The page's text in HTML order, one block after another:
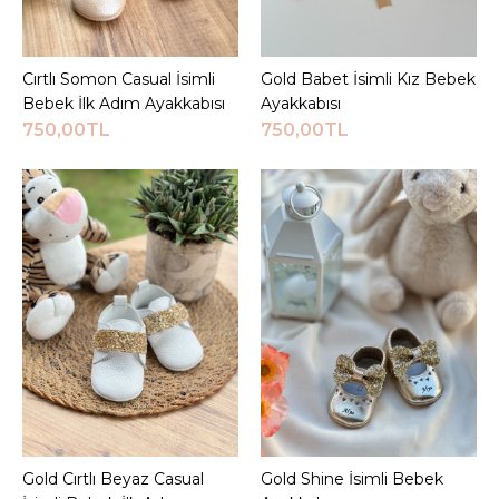
720,00TL
Sepete Ekle
KARŞILAŞTIRMA LISTESINE EKLE
ALIŞVERIŞ LISTESINE EKLE
JEEYMI BABY
Beyaz Shine İsimli Bebek
Ayakkabısı
720,00TL
Sepete Ekle
KARŞILAŞTIRMA LISTESINE EKLE
Sepete Ekle
Cırtlı Somon Casual İsimli
Bebek İlk Adım Ayakkabısı
750,00TL
Sepete Ekle
Gold Babet İsimli Kız Bebek
Ayakkabısı
750,00TL
Sepete Ekle
Gold Cırtlı Beyaz Casual
Sepete Ekle
Gold Shine İsimli Bebek